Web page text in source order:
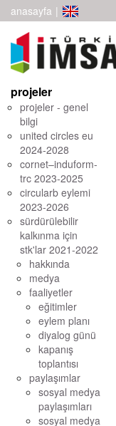
anasayfa |
projeler
projeler - genel
bilgi
united circles eu
2024-2028
cornet–induform-
trc 2023-2025
circularb eylemi
2023-2026
sürdürülebilir
kalkınma için
stk'lar 2021-2022
hakkında
medya
faaliyetler
eğitimler
eylem planı
diyalog günü
kapanış
toplantısı
paylaşımlar
sosyal medya
paylaşımları
sosyal medya